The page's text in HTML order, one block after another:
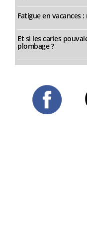
Fatigue en vacances
Et si les caries
plombage ?